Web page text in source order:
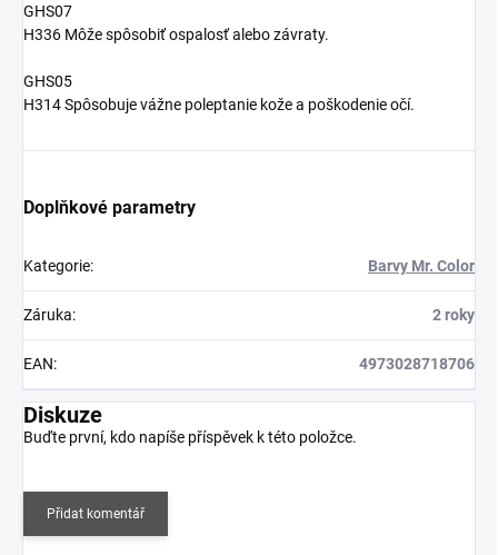
GHS07
H336 Môže spôsobiť ospalosť alebo závraty.
GHS05
H314 Spôsobuje vážne poleptanie kože a poškodenie očí.
Doplňkové parametry
Kategorie: Barvy Mr. Color
Záruka: 2 roky
EAN: 4973028718706
Diskuze
Buďte první, kdo napíše příspěvek k této položce.
Přidat komentář